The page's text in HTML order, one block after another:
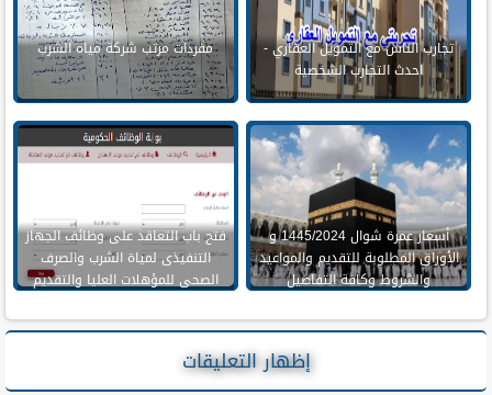
تجارب الناس مع التمويل العقاري -
احدث التجارب الشخصية
مفردات مرتب شركة مياه الشرب
أسعار عمرة شوال 1445/2024 و
الأوراق المطلوبة للتقديم والمواعيد
والشروط وكافة التفاصيل
فتح باب التعاقد على وظائف الجهاز
التنفيذى لمياة الشرب والصرف
الصحى للمؤهلات العليا والتقديم
إظهار التعليقات